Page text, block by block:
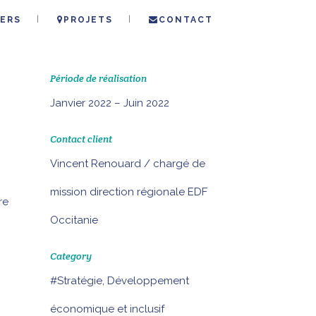
PROJETS CONTACT
Période de réalisation
Janvier 2022 – Juin 2022
Contact client
Vincent Renouard / chargé de
mission direction régionale EDF
Occitanie
Category
#Stratégie, Développement
économique et inclusif